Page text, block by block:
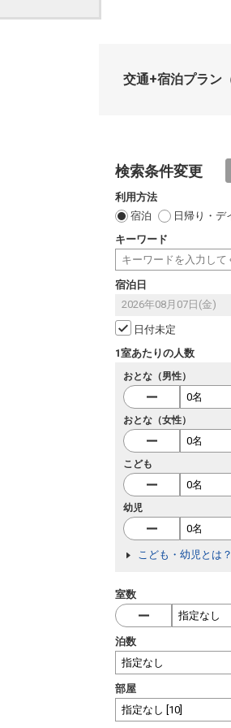
交通+宿泊プラン
検索条件変更
利用方法
宿泊
日帰り・デ
キーワード
宿泊日
日付未定
1室あたりの人数
おとな（男性）
おとな（女性）
こども
幼児
こども・幼児とは？
室数
泊数
部屋